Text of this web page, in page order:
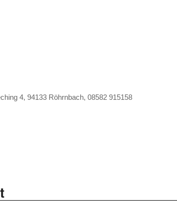
4, 94133 Röhrnbach, 08582 915158